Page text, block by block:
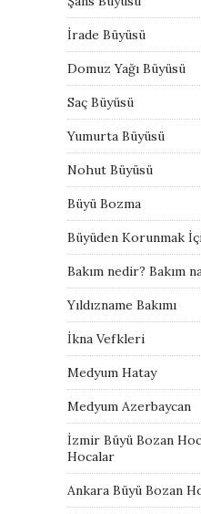
İrade Büyüsü
Domuz Yağı Büyüsü
Saç Büyüsü
Yumurta Büyüsü
Nohut Büyüsü
Büyü Bozma
Büyüden Korunmak
Bakım nedir? Bakım
Yıldızname Bakımı
İkna Vefkleri
Medyum Hatay
Medyum Azerbaycan
İzmir Büyü Bozan
Hocalar
Ankara Büyü Bozan